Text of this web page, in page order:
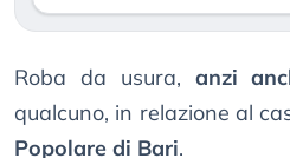
Roba da usura, anzi
qualcuno, in relazione al
Popolare di Bari.